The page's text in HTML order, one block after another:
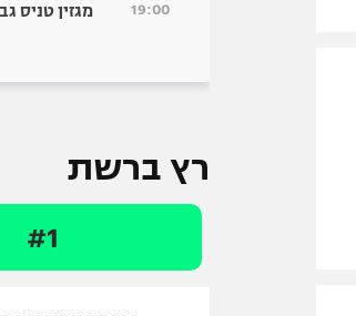
19:00 מגזין טניס
רץ ברשת
#1